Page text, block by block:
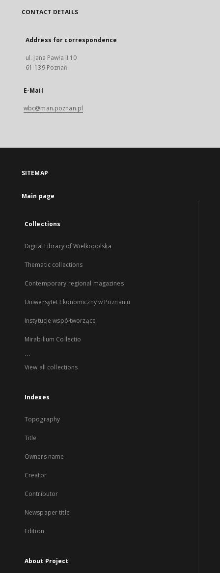
CONTACT DETAILS
Address for correspondence
ul. Jana Pawła II 10
61-139 Poznań
E-Mail
wbc@man.poznan.pl
SITEMAP
Main page
Collections
Digital Library of Wielkopolska
Thematic collections
Contemporary regional magazines
Uniwersytet Ekonomiczny w Poznaniu
Instytucje współtworzące
Mirabilium Collectio
...
View all collections
Indexes
Topography
Title
Owners name
Creator
Contributor
Newspaper title
Edition
About Project